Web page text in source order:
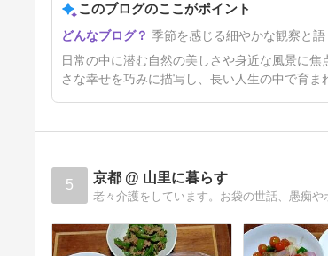
3日前このブログのここがポイント
季節を感じる細やかな観察と語
日常の中に潜む自然の美しさや身近な風景に
さな幸せを巧みに描写し、長い人生の中で育
5 京都 @ 山里に暮らす
老々介護をしています。お袋の世話、愚痴